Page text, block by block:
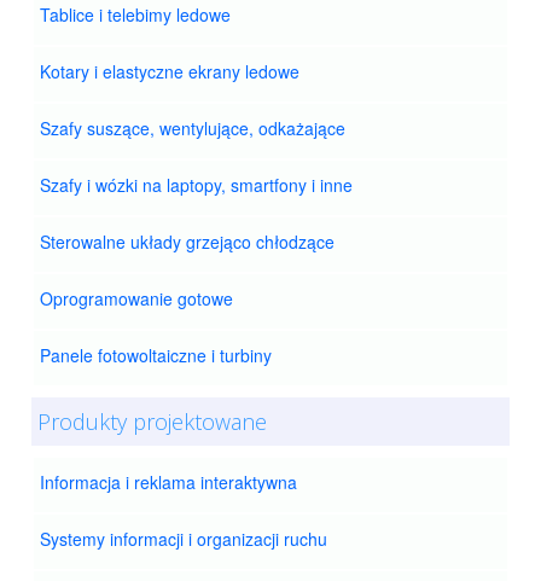
Tablice i telebimy ledowe
Kotary i elastyczne ekrany ledowe
Szafy suszące, wentylujące, odkażające
Szafy i wózki na laptopy, smartfony i inne
Sterowalne układy grzejąco chłodzące
Oprogramowanie gotowe
Panele fotowoltaiczne i turbiny
Produkty projektowane
Informacja i reklama interaktywna
Systemy informacji i organizacji ruchu